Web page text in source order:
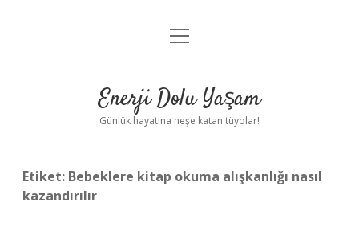
Anasayfa
Yasal Uyarı
menüyü
Enerji Dolu Yaşam
Günlük hayatına neşe katan tüyolar!
Etiket: Bebeklere kitap okuma alışkanlığı nasıl
kazandırılır